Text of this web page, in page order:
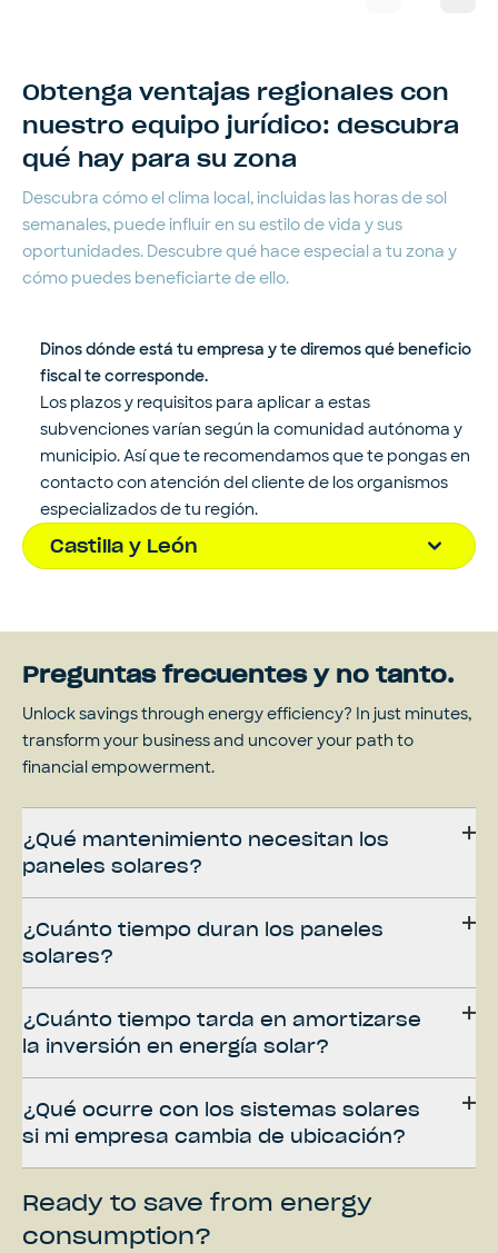
Obtenga ventajas regionales con
nuestro equipo jurídico: descubra
qué hay para su zona
Descubra cómo el clima local, incluidas las horas de sol
semanales, puede influir en su estilo de vida y sus
oportunidades. Descubre qué hace especial a tu zona y
cómo puedes beneficiarte de ello.
Dinos dónde está tu empresa y te diremos qué beneficio
fiscal te corresponde.
Los plazos y requisitos para aplicar a estas
subvenciones varían según la comunidad autónoma y
municipio. Así que te recomendamos que te pongas en
contacto con atención del cliente de los organismos
especializados de tu región.
Castilla y León
Preguntas frecuentes y no tanto.
Unlock savings through energy efficiency? In just minutes,
transform your business and uncover your path to
financial empowerment.
¿Qué mantenimiento necesitan los
paneles solares?
¿Cuánto tiempo duran los paneles
solares?
¿Cuánto tiempo tarda en amortizarse
la inversión en energía solar?
¿Qué ocurre con los sistemas solares
si mi empresa cambia de ubicación?
Ready to save from energy
consumption?